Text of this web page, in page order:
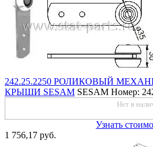
242.25.2250 РОЛИКОВЫЙ
КРЫШИ SESAM SESAM Номер:
Нет в
Узнать
1 756,17 руб.